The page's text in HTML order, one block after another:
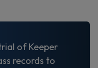
of Keeper
records to